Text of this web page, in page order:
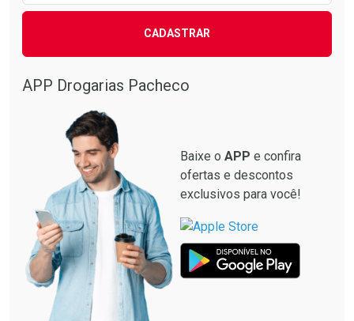
Comprar sem Desconto
Comprar sem Desconto
Comprar sem Desconto
Comprar sem Desconto
CADASTRAR
APP Drogarias Pacheco
Baixe o APP e confira
ofertas e descontos
exclusivos para você!